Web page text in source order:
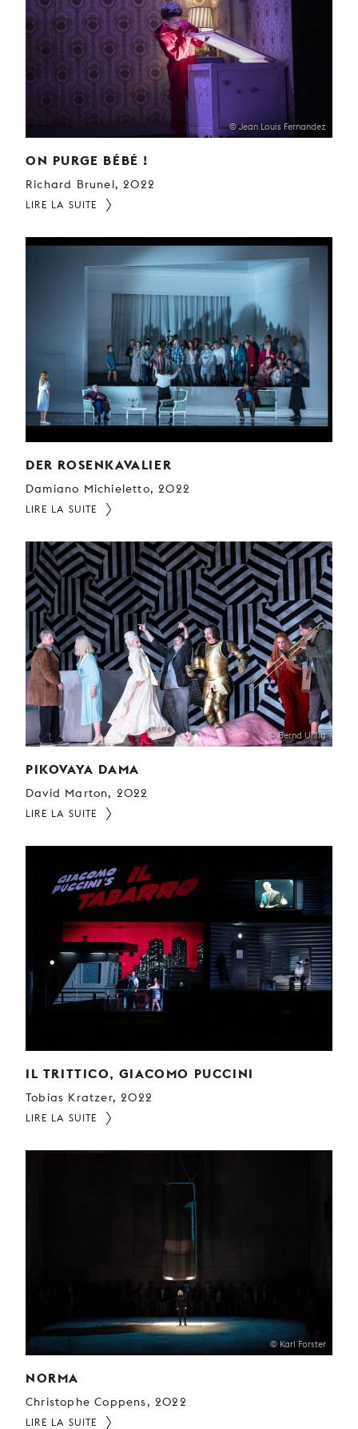
© Jean Louis Fernandez
ON PURGE BÉBÉ !
Richard Brunel, 2022
LIRE LA SUITE
DER ROSENKAVALIER
Damiano Michieletto, 2022
LIRE LA SUITE
© Bernd Uhlig
PIKOVAYA DAMA
David Marton, 2022
LIRE LA SUITE
IL TRITTICO, GIACOMO PUCCINI
Tobias Kratzer, 2022
LIRE LA SUITE
© Karl Forster
NORMA
Christophe Coppens, 2022
LIRE LA SUITE